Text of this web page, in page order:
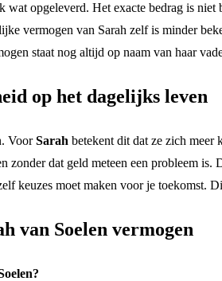
wat opgeleverd. Het exacte bedrag is
vermogen van Sarah zelf is minder
staat nog altijd op naam van haar
op het dagelijks leven
VoorSarah betekent dit dat ze zich
zonder dat geld meteen een probleem
keuzes moet maken voor je toekomst.
van Soelen vermogen